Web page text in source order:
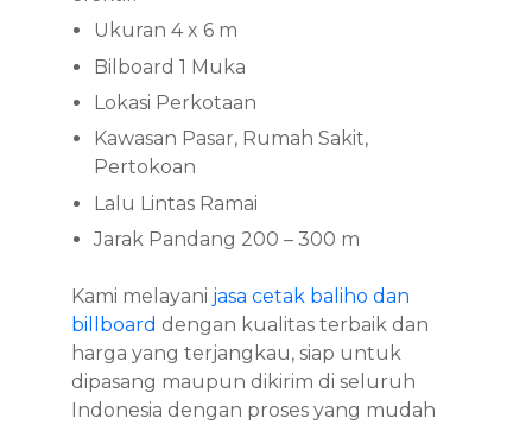
Ukuran 4 x 6 m
Bilboard 1 Muka
Lokasi Perkotaan
Kawasan Pasar, Rumah Sakit,
Pertokoan
Lalu Lintas Ramai
Jarak Pandang 200 – 300 m
Kami melayani jasa cetak baliho dan
billboard dengan kualitas terbaik dan
harga yang terjangkau, siap untuk
dipasang maupun dikirim di seluruh
Indonesia dengan proses yang mudah